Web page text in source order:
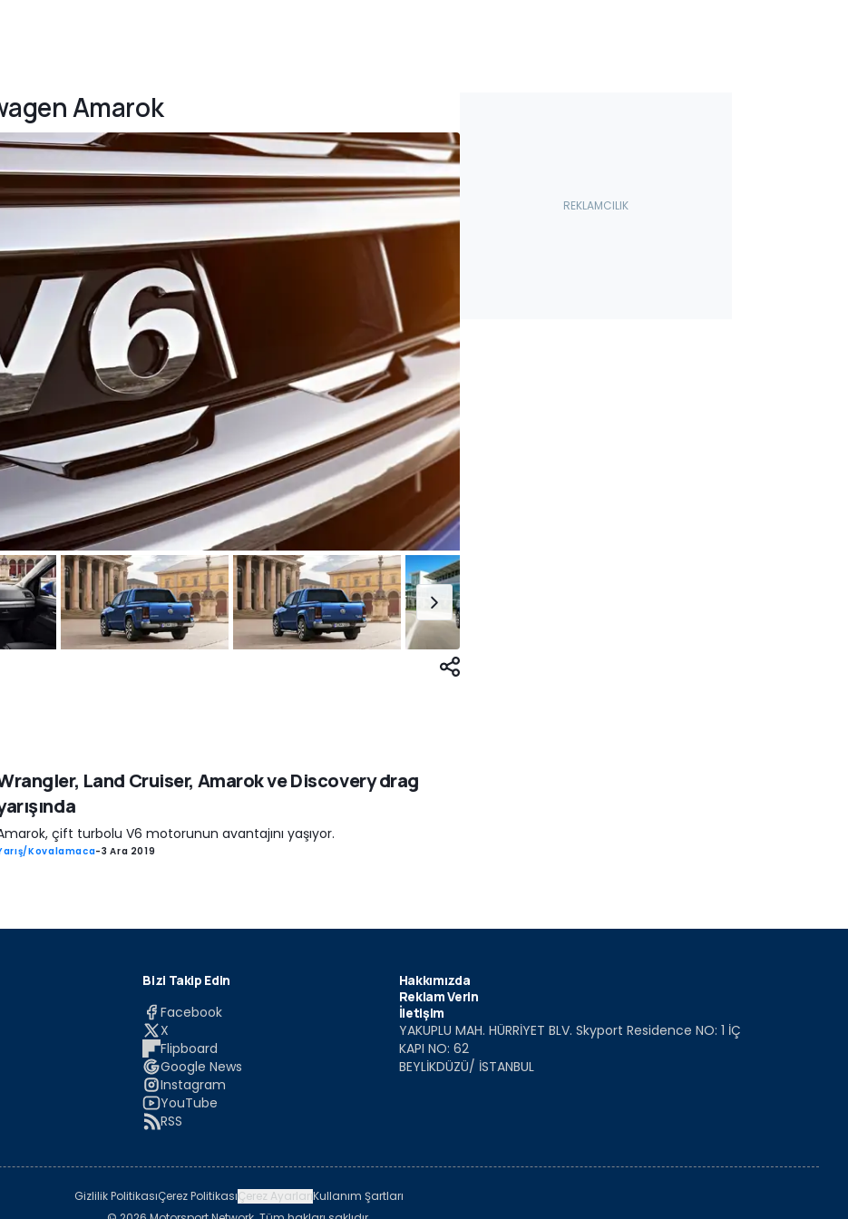
Amarok
Land Cruiser, Amarok ve Discovery drag
çift turbolu V6 motorunun avantajını yaşıyor.
Kovalamaca-3 Ara 2019
Bizi Takip Edin
Facebook
X
Flipboard
Google News
Instagram
YouTube
RSS
Hakkımızda
Reklam Verin
İletişim
YAKUPLU MAH. HÜRRİYET BLV. Skyport Residence NO: 1 İÇ
KAPI NO: 62
BEYLİKDÜZÜ/ İSTANBUL
Gizlilik PolitikasıÇerez PolitikasıÇerez AyarlarıKullanım Şartları